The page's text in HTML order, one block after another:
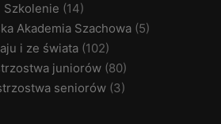
Szkolenie (14)
Akademia Szachowa (5)
i ze świata(102)
juniorów(80)
seniorów(3)